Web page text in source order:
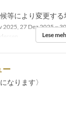
等により変更する
2025, 27 Dez 2025 ~
Lese
ー
なります〉